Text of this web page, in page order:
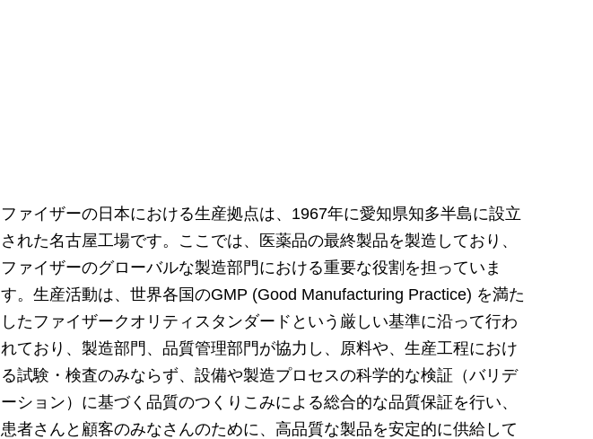
ファイザーの日本における生産拠点は、1967年に愛知県知多半島に設立
された名古屋工場です。ここでは、医薬品の最終製品を製造しており、
ファイザーのグローバルな製造部門における重要な役割を担っていま
す。生産活動は、世界各国のGMP (Good Manufacturing Practice) を満た
したファイザークオリティスタンダードという厳しい基準に沿って行わ
れており、製造部門、品質管理部門が協力し、原料や、生産工程におけ
る試験・検査のみならず、設備や製造プロセスの科学的な検証（バリデ
ーション）に基づく品質のつくりこみによる総合的な品質保証を行い、
患者さんと顧客のみなさんのために、高品質な製品を安定的に供給して